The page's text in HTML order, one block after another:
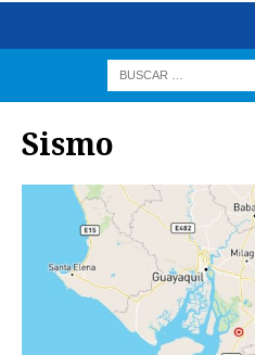
Sismo